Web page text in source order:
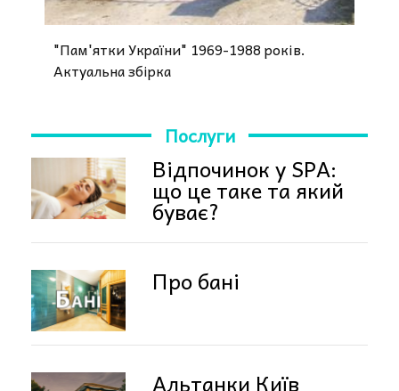
"Пам'ятки України" 1969-1988 років.
Актуальна збірка
Послуги
Відпочинок у SPA:
що це таке та який
буває?
Про бані
Альтанки Київ